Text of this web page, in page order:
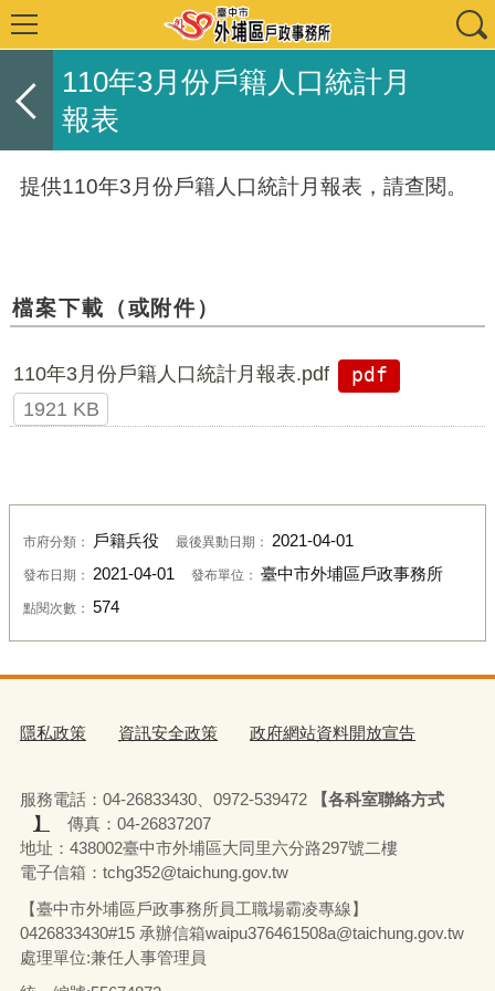
110年3月份戶籍人口統計月
報表
提供110年3月份戶籍人口統計月報表，請查閱。
檔案下載（或附件）
110年3月份戶籍人口統計月報表.pdf
pdf
1921 KB
市府分類： 戶籍兵役 最後異動日期： 2021-04-01
發布日期： 2021-04-01 發布單位： 臺中市外埔區戶政事務所
點閱次數： 574
隱私政策 資訊安全政策 政府網站資料開放宣告
服務電話：04-26833430、0972-539472
【各科室聯絡方式
】
傳真：04-26837207
地址：438002臺中市外埔區大同里六分路297號二樓
電子信箱：tchg352@taichung.gov.tw
【臺中市外埔區戶政事務所員工職場霸凌專線】
0426833430#15 承辦信箱waipu376461508a@taichung.gov.tw
處理單位:兼任人事管理員